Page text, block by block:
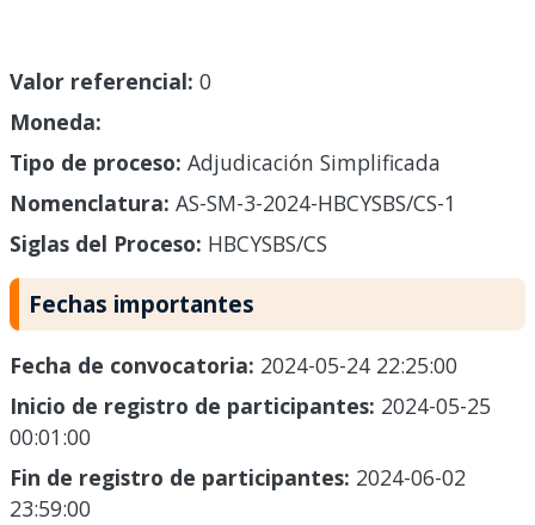
Valor referencial: 0
Moneda:
Tipo de proceso: Adjudicación Simplificada
Nomenclatura: AS-SM-3-2024-HBCYSBS/CS-1
Siglas del Proceso: HBCYSBS/CS
Fechas importantes
Fecha de convocatoria: 2024-05-24 22:25:00
Inicio de registro de participantes: 2024-05-25
00:01:00
Fin de registro de participantes: 2024-06-02
23:59:00